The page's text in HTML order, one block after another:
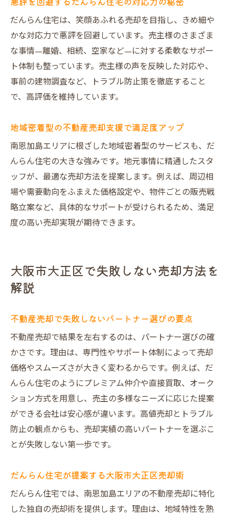
だんらん住宅は、笑顔あふれる売却を目指し、きめ細や
かな対応力で悪評を回避しています。売主様のさまざま
な事情—離婚、相続、空家など—に対する柔軟なサポー
ト体制も整っています。売主様の声を反映した対応や、
事前の建物調査など、トラブル防止策を徹底すること
で、高評価を維持しています。
地域密着型の不動産売却支援で満足度アップ
南恩加島エリアに根ざした地域密着型のサービスも、だ
んらん住宅の大きな強みです。地元事情に精通したスタ
ッフが、最適な売却方法を提案します。例えば、周辺相
場や需要動向をふまえた価格設定や、物件ごとの販売戦
略立案など、具体的なサポートが受けられるため、満足
度の高い売却実現が期待できます。
大阪市大正区で失敗しない売却方法を
解説
不動産売却で失敗しないパートナー選びの要点
不動産売却で結果を左右するのは、パートナー選びの確
かさです。理由は、専門性やサポート体制によって売却
価格やスムーズさが大きく変わるからです。例えば、だ
んらん住宅のようにプレミアム仲介や直接買取、オーク
ション方式を用意し、売主の多様なニーズに応じた提案
ができる会社は安心感が違います。高値売却とトラブル
防止の観点からも、売却実績の高いパートナーを選ぶこ
とが失敗しない第一歩です。
だんらん住宅が提案する大阪市大正区売却術
だんらん住宅では、南恩加島エリアの不動産売却に特化
した独自の売却術を提供します。理由は、地域特性を熟